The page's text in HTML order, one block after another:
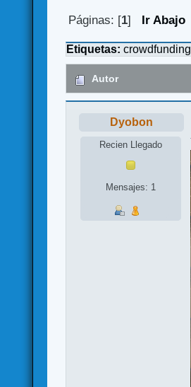
Páginas: [1] Ir Abajo
Etiquetas:crowdfunding
Autor
Dyobon
Recien Llegado
Mensajes: 1